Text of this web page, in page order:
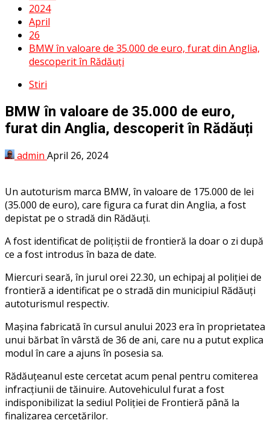
2024
April
26
BMW în valoare de 35.000 de euro, furat din Anglia,
descoperit în Rădăuți
Stiri
BMW în valoare de 35.000 de euro,
furat din Anglia, descoperit în Rădăuți
admin April 26, 2024
Un autoturism marca BMW, în valoare de 175.000 de lei
(35.000 de euro), care figura ca furat din Anglia, a fost
depistat pe o stradă din Rădăuți.
A fost identificat de polițiștii de frontieră la doar o zi după
ce a fost introdus în baza de date.
Miercuri seară, în jurul orei 22.30, un echipaj al poliției de
frontieră a identificat pe o stradă din municipiul Rădăuți
autoturismul respectiv.
Mașina fabricată în cursul anului 2023 era în proprietatea
unui bărbat în vârstă de 36 de ani, care nu a putut explica
modul în care a ajuns în posesia sa.
Rădăuțeanul este cercetat acum penal pentru comiterea
infracțiunii de tăinuire. Autovehiculul furat a fost
indisponibilizat la sediul Poliției de Frontieră până la
finalizarea cercetărilor.